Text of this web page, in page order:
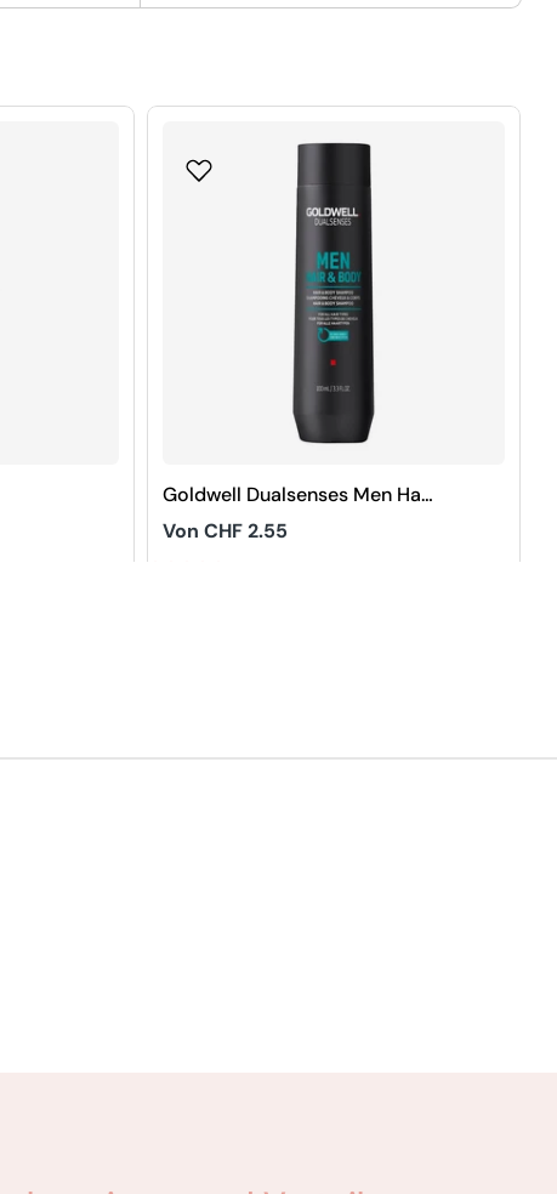
Goldwell Dualsenses Men Hair
& Body Shampoo
Regulärer
Von CHF 2.55